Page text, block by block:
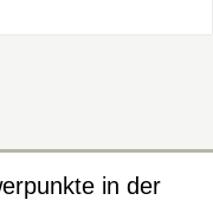
und
ist eines der
in der